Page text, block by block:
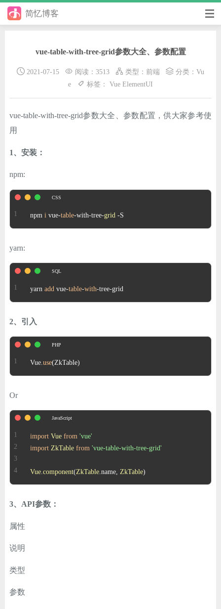
简忆博客
手册
优秀个人博客
省钱帮
ChatGPT
登录
vue-table-with-tree-grid参数大全、参数配置
2021-07-15 阅读：3513 类型： 前端 分类： Vu
e
标签： Vue ElementUI
vue-table-with-tree-grid参数大全、参数配置，供大家参考使
用
1、安装：
npm:
npm i vue-table-with-tree-grid -S
yarn:
yarn add vue-table-with-tree-grid
2、引入
Vue. use(ZkTable)
Or
import Vue from 'vue'
import ZkTable from 'vue-table-with-tree-grid'
Vue. component(ZkTable. name, ZkTable)
3、API参数：
属性
说明
类型
参数